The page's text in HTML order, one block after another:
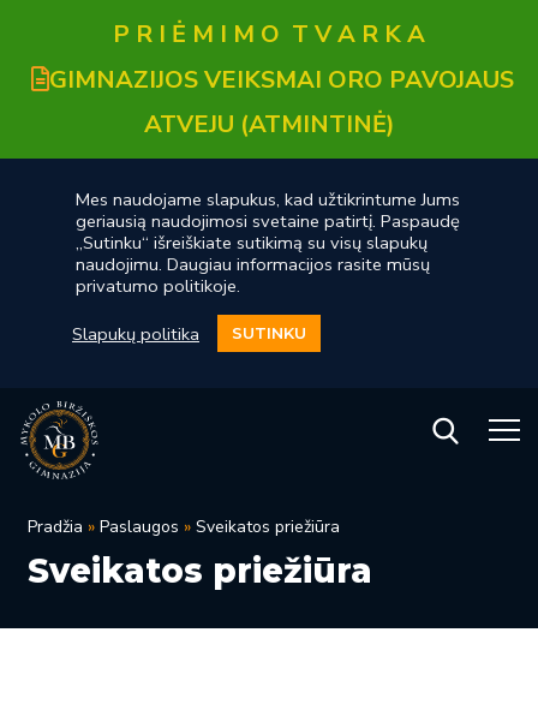
P R I Ė M I M O T V A R K A
GIMNAZIJOS VEIKSMAI ORO PAVOJAUS
ATVEJU (ATMINTINĖ)
Sveikatos priežiūra
Pradžia » Paslaugos » Sveikatos priežiūra
Mes naudojame slapukus, kad užtikrintume Jums
geriausią naudojimosi svetaine patirtį. Paspaudę
„Sutinku“ išreiškiate sutikimą su visų slapukų
naudojimu. Daugiau informacijos rasite mūsų
privatumo politikoje.
Slapukų politika
SUTINKU